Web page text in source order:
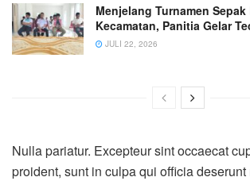
Menjelang Turnamen
Kecamatan, Panitia Gelar
JULI 22, 2026
Nulla pariatur. Excepteur sint occaecat
proident, sunt in culpa qui officia